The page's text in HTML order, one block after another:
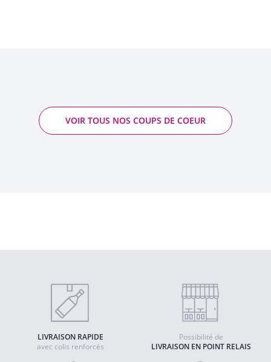
VOIR TOUS NOS COUPS DE COEUR
LIVRAISON RAPIDE
avec colis renforcés
LIVRAISON EN POINT RELAIS
Possibilité de